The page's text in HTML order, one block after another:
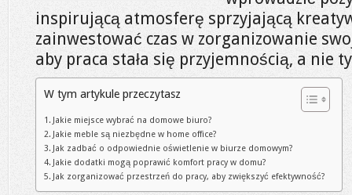
inspirującą atmosferę sprzyjającą
zainwestować czas w zorganizowanie
aby praca stała się przyjemnością, a nie
W tym artykule przeczytasz
Jakie miejsce wybrać na domowe biuro?
Jakie meble są niezbędne w home office?
Jak zadbać o odpowiednie oświetlenie w biurze domowym?
Jakie dodatki mogą poprawić komfort pracy w domu?
Jak zorganizować przestrzeń do pracy, aby zwiększyć efektywność?